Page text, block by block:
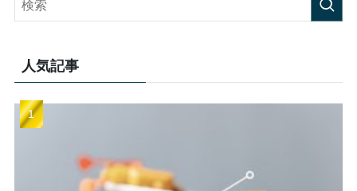
人気記事